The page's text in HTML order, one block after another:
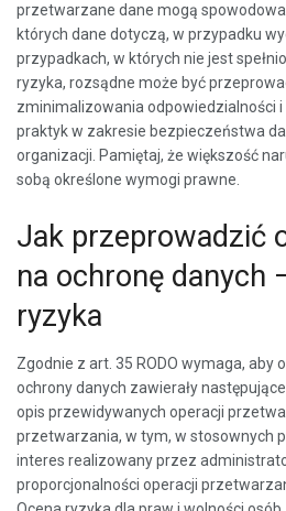
przetwarzane dane mogą
których dane dotyczą, w przypadku
przypadkach, w których nie jest
ryzyka, rozsądne może być
zminimalizowania odpowiedzialności
praktyk w zakresie bezpieczeństwa
organizacji. Pamiętaj, że większość
sobą określone wymogi prawne.
Jak przeprowadzić
na ochronę danych
ryzyka
Zgodnie z art. 35 RODO wymaga, aby
ochrony danych zawierały
opis przewidywanych operacji
przetwarzania, w tym, w stosownych
interes realizowany przez
proporcjonalności operacji